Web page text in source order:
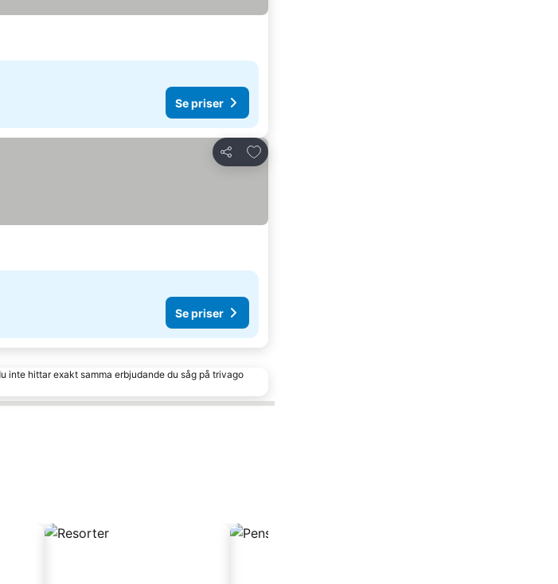
Se priser
Dela
Lägg till i Mina Favoriter
Se priser
inte hittar exakt samma erbjudande du såg på trivago